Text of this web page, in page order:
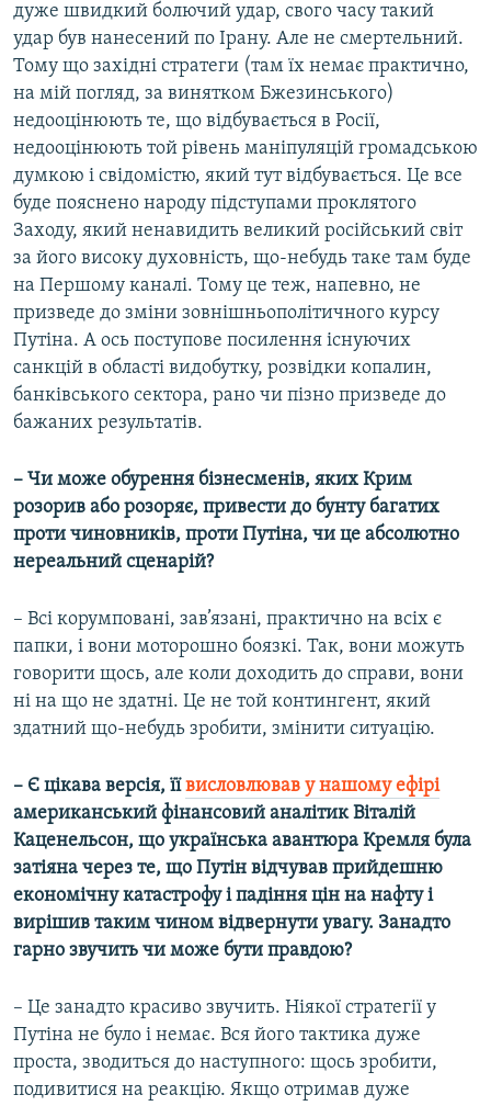
дуже швидкий болючий удар, свого часу такий
удар був нанесений по Ірану. Але не смертельний.
Тому що західні стратеги (там їх немає практично,
на мій погляд, за винятком Бжезинського)
недооцінюють те, що відбувається в Росії,
недооцінюють той рівень маніпуляцій громадською
думкою і свідомістю, який тут відбувається. Це все
буде пояснено народу підступами проклятого
Заходу, який ненавидить великий російський світ
за його високу духовність, що-небудь таке там буде
на Першому каналі. Тому це теж, напевно, не
призведе до зміни зовнішньополітичного курсу
Путіна. А ось поступове посилення існуючих
санкцій в області видобутку, розвідки копалин,
банківського сектора, рано чи пізно призведе до
бажаних результатів.
– Чи може обурення бізнесменів, яких Крим
розорив або розоряє, привести до бунту багатих
проти чиновників, проти Путіна, чи це абсолютно
нереальний сценарій?
– Всі корумповані, зав’язані, практично на всіх є
папки, і вони моторошно боязкі. Так, вони можуть
говорити щось, але коли доходить до справи, вони
ні на що не здатні. Це не той контингент, який
здатний що-небудь зробити, змінити ситуацію.
– Є цікава версія, їївисловлював у нашому ефірі
американський фінансовий аналітик Віталій
Каценельсон, що українська авантюра Кремля була
затіяна через те, що Путін відчував прийдешню
економічну катастрофу і падіння цін на нафту і
вирішив таким чином відвернути увагу. Занадто
гарно звучить чи може бути правдою?
– Це занадто красиво звучить. Ніякої стратегії у
Путіна не було і немає. Вся його тактика дуже
проста, зводиться до наступного: щось зробити,
подивитися на реакцію. Якщо отримав дуже